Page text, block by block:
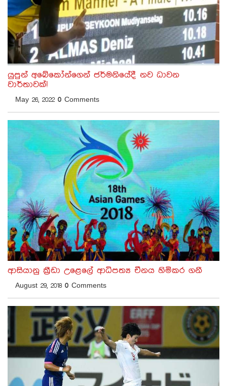
යුපුන් අබේකෝන්ගෙන් ජර්මනියේදී නව ධාවන
වාර්තාවක්!
May 26, 2022 0 Comments
ආසියානු ක්‍රීඩා උළෙලේ ආධිපත්‍ය චීනය හිමිකර ගනී
August 29, 2018 0 Comments